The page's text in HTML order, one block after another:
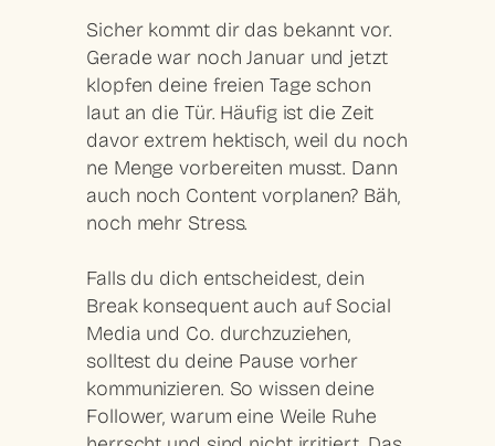
Sicher kommt dir das bekannt vor.
Gerade war noch Januar und jetzt
klopfen deine freien Tage schon
laut an die Tür. Häufig ist die Zeit
davor extrem hektisch, weil du noch
ne Menge vorbereiten musst. Dann
auch noch Content vorplanen? Bäh,
noch mehr Stress.
Falls du dich entscheidest, dein
Break konsequent auch auf Social
Media und Co. durchzuziehen,
solltest du deine Pause vorher
kommunizieren. So wissen deine
Follower, warum eine Weile Ruhe